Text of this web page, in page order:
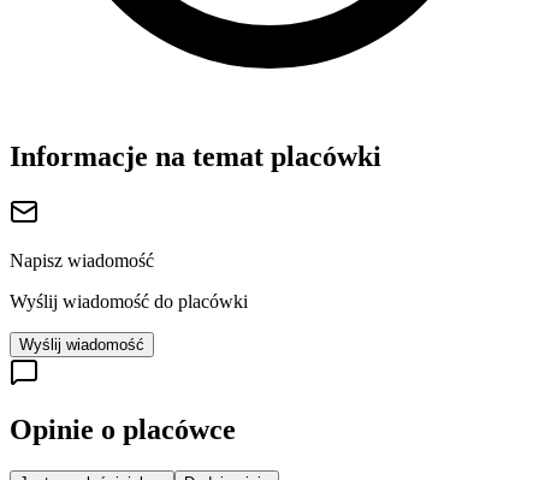
Informacje na temat placówki
Napisz wiadomość
Wyślij wiadomość do placówki
Wyślij wiadomość
Opinie o placówce